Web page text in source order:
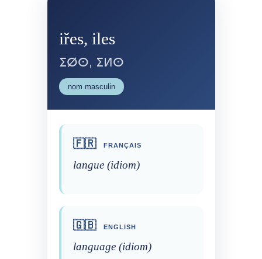
iřes, iles
ⵉⵁⵙ, ⵉⵍⵙ
nom masculin
🇫🇷 FRANÇAIS
langue (idiom)
🇬🇧 ENGLISH
language (idiom)